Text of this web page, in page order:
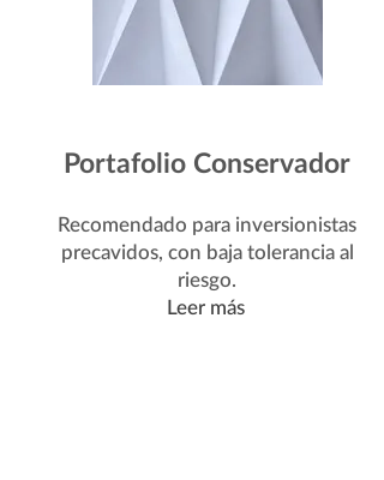
Portafolio Conservador
Recomendado para inversionistas
precavidos, con baja tolerancia al
riesgo.
Leer más